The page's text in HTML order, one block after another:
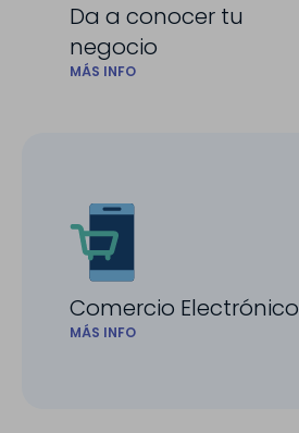
Da a conocer tu
negocio
MÁS INFO
Comercio Electrónico
MÁS INFO